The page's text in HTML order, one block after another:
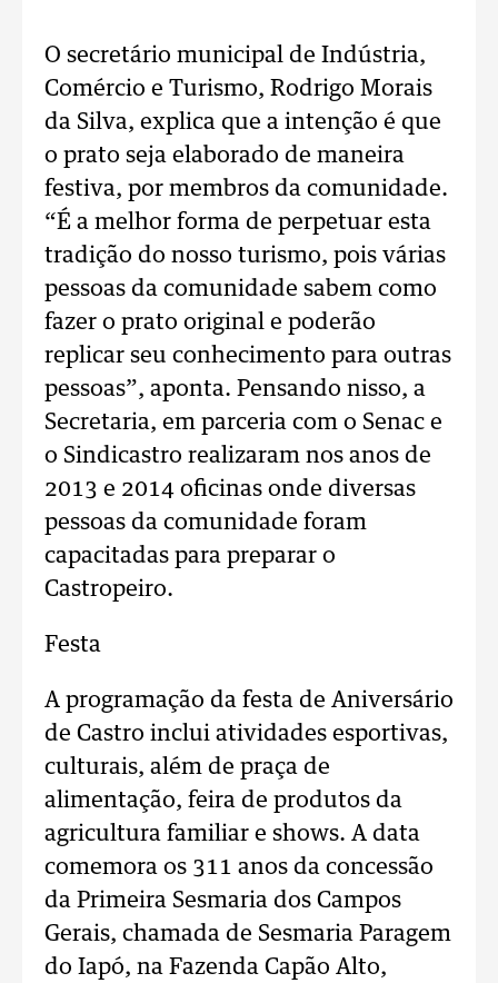
O secretário municipal de Indústria,
Comércio e Turismo, Rodrigo Morais
da Silva, explica que a intenção é que
o prato seja elaborado de maneira
festiva, por membros da comunidade.
“É a melhor forma de perpetuar esta
tradição do nosso turismo, pois várias
pessoas da comunidade sabem como
fazer o prato original e poderão
replicar seu conhecimento para outras
pessoas”, aponta. Pensando nisso, a
Secretaria, em parceria com o Senac e
o Sindicastro realizaram nos anos de
2013 e 2014 oficinas onde diversas
pessoas da comunidade foram
capacitadas para preparar o
Castropeiro.
Festa
A programação da festa de Aniversário
de Castro inclui atividades esportivas,
culturais, além de praça de
alimentação, feira de produtos da
agricultura familiar e shows. A data
comemora os 311 anos da concessão
da Primeira Sesmaria dos Campos
Gerais, chamada de Sesmaria Paragem
do Iapó, na Fazenda Capão Alto,